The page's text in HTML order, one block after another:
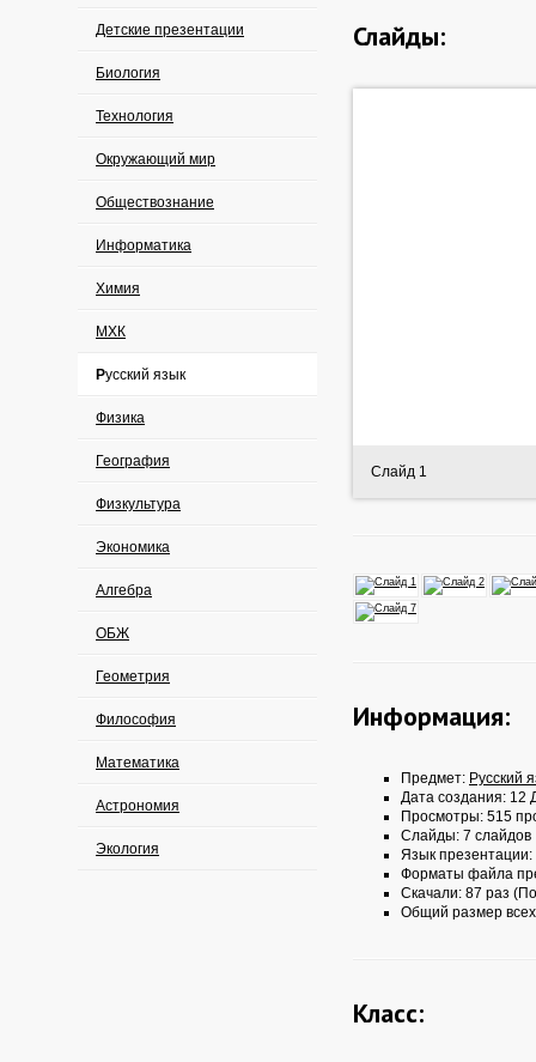
Детские презентации
Биология
Технология
Окружающий мир
Обществознание
Информатика
Химия
МХК
Русский язык
Физика
География
Физкультура
Экономика
Алгебра
ОБЖ
Геометрия
Философия
Математика
Астрономия
Экология
Слайды:
Слайд 1
Информация:
Предмет: Русский
Дата создания: 12
Просмотры: 515
Слайды: 7 слайдов
Язык презентации:
Форматы файла
Скачали: 87 раз
Общий размер
Класс: